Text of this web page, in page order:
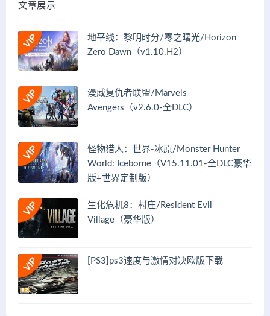
文章展示
地平线：黎明时分/零之曙光/Horizon
Zero Dawn（v1.10.H2）
漫威复仇者联盟/Marvels
Avengers（v2.6.0-全DLC）
怪物猎人：世界-冰原/Monster Hunter
World: Iceborne（V15.11.01-全DLC豪华
版+世界定制版）
生化危机8：村庄/Resident Evil
Village（豪华版）
[PS3]ps3速度与激情对决欧版下载